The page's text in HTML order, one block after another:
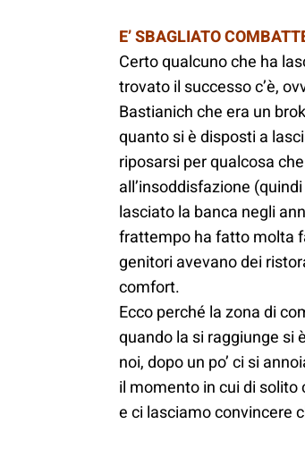
E’ SBAGLIATO
Certo qualcuno che ha
trovato il successo c’è,
Bastianich che era un
quanto si è disposti a
riposarsi per qualcosa
all’insoddisfazione
lasciato la banca negli
frattempo ha fatto molta
genitori avevano dei
comfort.
Ecco perché la zona di
quando la si raggiunge si
noi, dopo un po’ ci si
il momento in cui di
e ci lasciamo convincere